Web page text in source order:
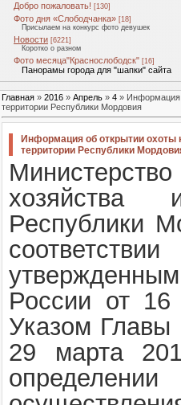
Добро пожаловать! [130]
Фото дня «Слободчанка» [18]
Присылаем на конкурс фото девушек
Новости [6221]
Коротко о разном
Фото месяца"Краснослободск" [16]
Панорамы города для "шапки" сайта
Главная » 2016 » Апрель » 4 » Информация
территории Республики Мордовия
Информация об открытии охоты
территории Республики
хозяйства
Республики
России от
Указом Главы
29 марта